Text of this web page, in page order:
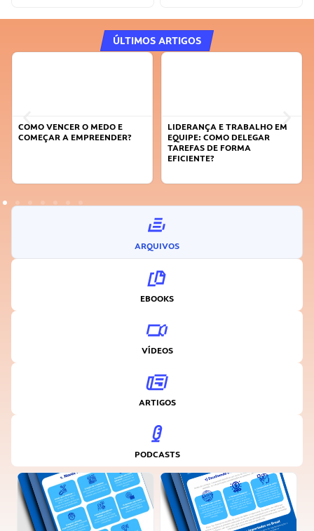
ÚLTIMOS ARTIGOS
COMO VENCER O MEDO E
COMEÇAR A EMPREENDER?
LIDERANÇA E TRABALHO EM
EQUIPE: COMO DELEGAR
TAREFAS DE FORMA
EFICIENTE?
ARQUIVOS
EBOOKS
VÍDEOS
ARTIGOS
PODCASTS